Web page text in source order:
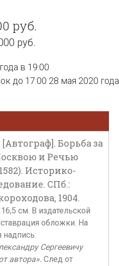
руб.
руб.
в 19:00
до 17:00 28 мая 2020 года
Борьба за
и Речью
Историко-
СПб.:
1904.
см. В издательской
обложки. На
надпись:
Сергеевичу
автора». След от